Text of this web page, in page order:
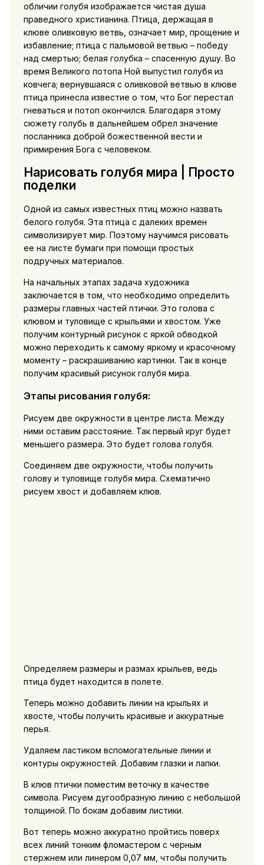
обличии голубя изображается чистая душа
праведного христианина. Птица, держащая в
клюве оливковую ветвь, означает мир, прощение и
избавление; птица с пальмовой ветвью – победу
над смертью; белая голубка – спасенную душу. Во
время Великого потопа Ной выпустил голубя из
ковчега; вернувшаяся с оливковой ветвью в клюве
птица принесла известие о том, что Бог перестал
гневаться и потоп окончился. Благодаря этому
сюжету голубь в дальнейшем обрел значение
посланника доброй божественной вести и
примирения Бога с человеком.
Нарисовать голубя мира | Просто
поделки
Одной из самых известных птиц можно назвать
белого голубя. Эта птица с далеких времен
символизирует мир. Поэтому научимся рисовать
ее на листе бумаги при помощи простых
подручных материалов.
На начальных этапах задача художника
заключается в том, что необходимо определить
размеры главных частей птички. Это голова с
клювом и туловище с крыльями и хвостом. Уже
получим контурный рисунок с яркой обводкой
можно переходить к самому яркому и красочному
моменту – раскрашиванию картинки. Так в конце
получим красивый рисунок голубя мира.
Этапы рисования голубя:
Рисуем две окружности в центре листа. Между
ними оставим расстояние. Так первый круг будет
меньшего размера. Это будет голова голубя.
Соединяем две окружности, чтобы получить
голову и туловище голубя мира. Схематично
рисуем хвост и добавляем клюв.
Определяем размеры и размах крыльев, ведь
птица будет находится в полете.
Теперь можно добавить линии на крыльях и
хвосте, чтобы получить красивые и аккуратные
перья.
Удаляем ластиком вспомогательные линии и
контуры окружностей. Добавим глазки и лапки.
В клюв птички поместим веточку в качестве
символа. Рисуем дугообразную линию с небольшой
толщиной. По бокам добавим листики.
Вот теперь можно аккуратно пройтись поверх
всех линий тонким фломастером с черным
стержнем или линером 0,07 мм, чтобы получить